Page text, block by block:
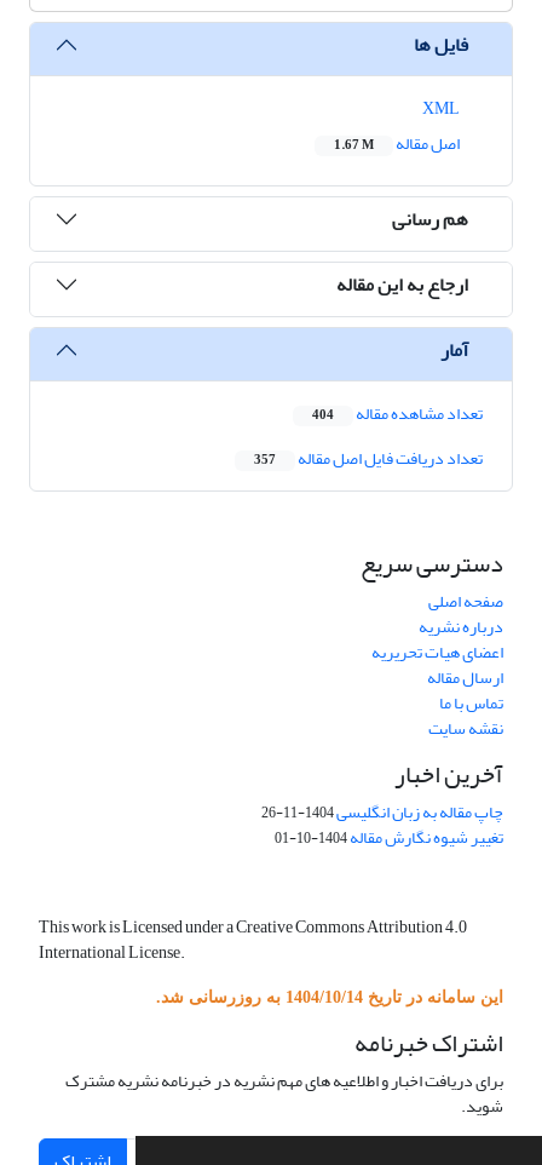
فایل ها
اصل مقاله
1.67 M
هم رسانی
ارجاع به این مقاله
آمار
تعداد مشاهده مقاله 404
تعداد دریافت فایل اصل مقاله 357
دسترسی سریع
صفحه اصلی
درباره نشریه
اعضای هیات تحریریه
ارسال مقاله
تماس با ما
نقشه سایت
آخرین اخبار
چاپ مقاله به زبان انگلیسی1404-11-26
تغییر شیوه نگارش مقاله1404-10-01
This work is Licensed under a Creative Commons Attribution 4.0
International License.
این سامانه در تاریخ 1404/10/14 به روزرسانی شد.
اشتراک خبرنامه
برای دریافت اخبار و اطلاعیه های مهم نشریه در خبرنامه نشریه مشترک
شوید.